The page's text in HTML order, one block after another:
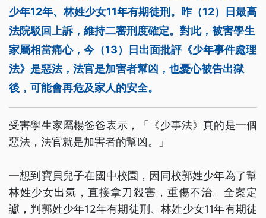
少年12年、林姓少女11年有期徒刑。昨（12）日最高
法院駁回上訴，維持二審刑度確定。對此，被害學生
家屬相當痛心，今（13）日出面批評《少年事件處理
法》是惡法，法官是加害者幫凶，也憂心被告出獄
後，可能會再危及家人的安全。
受害學生家屬楊爸爸表示，「《少事法》真的是一個
惡法，法官就是加害者的幫凶。」
一想到寶貝兒子在國中校園，因同校郭姓少年為了幫
林姓少女出氣，直接拿刀殺害，重傷不治。全案定
讞，判郭姓少年12年有期徒刑、林姓少女11年有期徒